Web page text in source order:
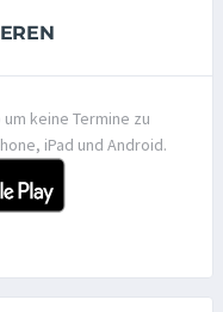
keine Termine zu
iPad und Android.